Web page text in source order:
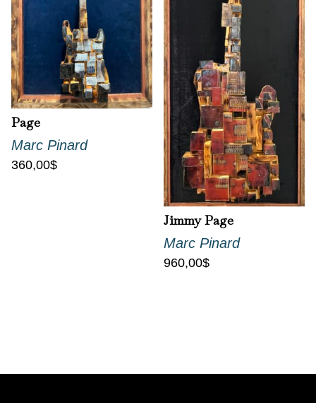
Page
Marc Pinard
360,00$
Jimmy Page
Marc Pinard
960,00$